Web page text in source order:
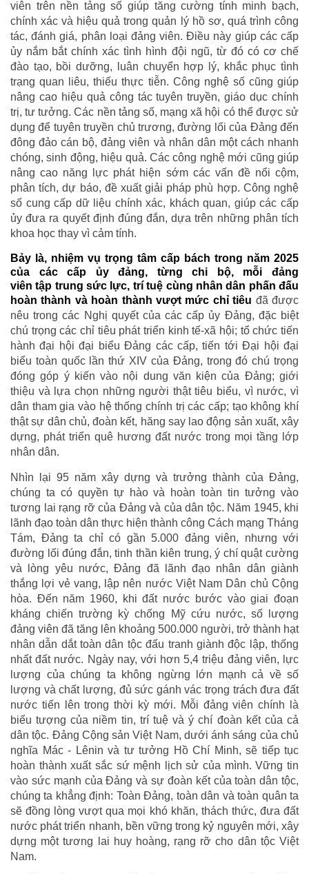
viên trên nền tảng số giúp tăng cường tính minh bạch,
chính xác và hiệu quả trong quản lý hồ sơ, quá trình công
tác, đánh giá, phân loại đảng viên. Điều này giúp các cấp
ủy nắm bắt chính xác tình hình đội ngũ, từ đó có cơ chế
đào tạo, bồi dưỡng, luân chuyển hợp lý, khắc phục tình
trạng quan liêu, thiếu thực tiễn. Công nghệ số cũng giúp
nâng cao hiệu quả công tác tuyên truyền, giáo dục chính
trị, tư tưởng. Các nền tảng số, mạng xã hội có thể được sử
dụng để tuyên truyền chủ trương, đường lối của Đảng đến
đông đảo cán bộ, đảng viên và nhân dân một cách nhanh
chóng, sinh động, hiệu quả. Các công nghệ mới cũng giúp
nâng cao năng lực phát hiện sớm các vấn đề nổi cộm,
phân tích, dự báo, đề xuất giải pháp phù hợp. Công nghệ
số cung cấp dữ liệu chính xác, khách quan, giúp các cấp
ủy đưa ra quyết định đúng đắn, dựa trên những phân tích
khoa học thay vì cảm tính.
Bảy là, nhiệm vụ trọng tâm cấp bách trong năm 2025
của các cấp ủy đảng, từng chi bộ, mỗi đảng
viên tập trung sức lực, trí tuệ cùng nhân dân phấn đấu
hoàn thành và hoàn thành vượt mức chỉ tiêu đã được
nêu trong các Nghị quyết của các cấp ủy Đảng, đặc biệt
chú trọng các chỉ tiêu phát triển kinh tế-xã hội; tổ chức tiến
hành đại hội đại biểu Đảng các cấp, tiến tới Đại hội đại
biểu toàn quốc lần thứ XIV của Đảng, trong đó chú trọng
đóng góp ý kiến vào nội dung văn kiện của Đảng; giới
thiệu và lựa chọn những người thật tiêu biểu, vì nước, vì
dân tham gia vào hệ thống chính trị các cấp; tạo không khí
thật sự dân chủ, đoàn kết, hăng say lao động sản xuất, xây
dựng, phát triển quê hương đất nước trong mọi tầng lớp
nhân dân.
Nhìn lại 95 năm xây dựng và trưởng thành của Đảng,
chúng ta có quyền tự hào và hoàn toàn tin tưởng vào
tương lai rạng rỡ của Đảng và của dân tộc. Năm 1945, khi
lãnh đạo toàn dân thực hiện thành công Cách mạng Tháng
Tám, Đảng ta chỉ có gần 5.000 đảng viên, nhưng với
đường lối đúng đắn, tinh thần kiên trung, ý chí quật cường
và lòng yêu nước, Đảng đã lãnh đạo nhân dân giành
thắng lợi vẻ vang, lập nên nước Việt Nam Dân chủ Cộng
hòa. Đến năm 1960, khi đất nước bước vào giai đoạn
kháng chiến trường kỳ chống Mỹ cứu nước, số lượng
đảng viên đã tăng lên khoảng 500.000 người, trở thành hạt
nhân dẫn dắt toàn dân tộc đấu tranh giành độc lập, thống
nhất đất nước. Ngày nay, với hơn 5,4 triệu đảng viên, lực
lượng của chúng ta không ngừng lớn mạnh cả về số
lượng và chất lượng, đủ sức gánh vác trọng trách đưa đất
nước tiến lên trong thời kỳ mới. Mỗi đảng viên chính là
biểu tượng của niềm tin, trí tuệ và ý chí đoàn kết của cả
dân tộc. Đảng Cộng sản Việt Nam, dưới ánh sáng của chủ
nghĩa Mác - Lênin và tư tưởng Hồ Chí Minh, sẽ tiếp tục
hoàn thành xuất sắc sứ mệnh lịch sử của mình. Vững tin
vào sức mạnh của Đảng và sự đoàn kết của toàn dân tộc,
chúng ta khẳng định: Toàn Đảng, toàn dân và toàn quân ta
sẽ đồng lòng vượt qua mọi khó khăn, thách thức, đưa đất
nước phát triển nhanh, bền vững trong kỷ nguyên mới, xây
dựng một tương lai huy hoàng, rạng rỡ cho dân tộc Việt
Nam.